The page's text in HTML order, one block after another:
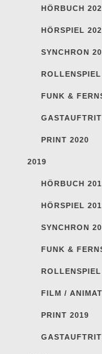
HÖRBUCH
HÖRSPIEL
SYNCHRON
FUNK &
PRINT 2020
2019
HÖRBUCH
HÖRSPIEL
SYNCHRON
FUNK &
FILM /
PRINT 2019